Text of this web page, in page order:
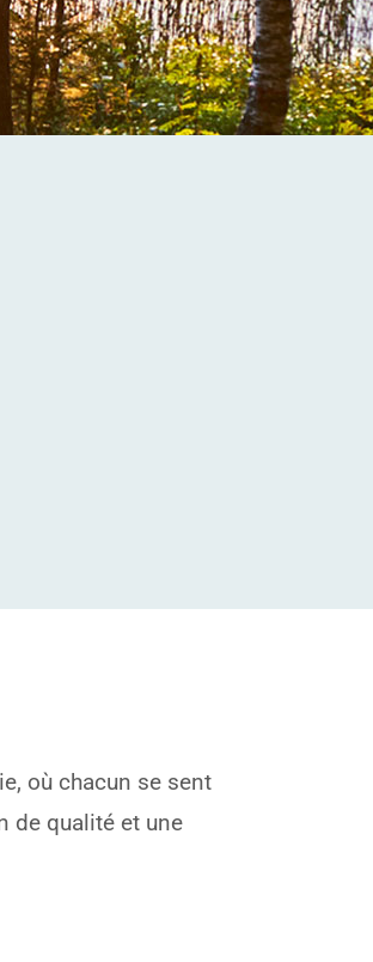
où chacun se sent
de qualité et une